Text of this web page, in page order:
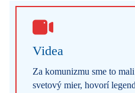
Videa
Za komunizmu sme to
svetový mier, hovorí